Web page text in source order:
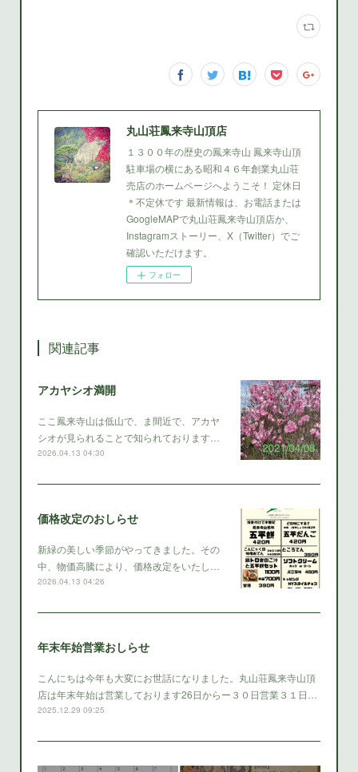
丸山荘鳳来寺山頂店
１３００年の歴史の鳳来寺山 鳳来寺山頂
駐車場の横にある昭和４６年創業丸山荘
売店のホームページへようこそ！ 定休日
＊不定休です 最新情報は、お電話または
GoogleMAPで丸山荘鳳来寺山頂店か、
Instagramストーリー、X（Twitter）でご
確認いただけます。
フォロー
関連記事
アカヤシオ満開
ここ鳳来寺山は低山で、ま間近で、アカヤ
シオが見られることで知られております…
2026.04.13 04:30
価格改定のおしらせ
新緑の美しい季節がやってきました。その
中、物価高騰により、価格改定をいたし…
2026.04.13 04:26
年末年始営業おしらせ
こんにちは今年も大変にお世話になりました。丸山荘鳳来寺山頂
店は年末年始は営業しております26日からー３０日営業３１日…
2025.12.29 09:25